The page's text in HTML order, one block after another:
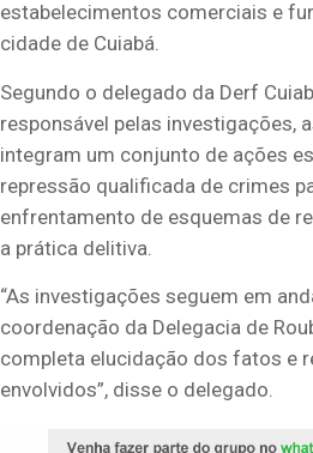
estabelecimentos comerciais e
cidade de Cuiabá.
Segundo o delegado da Derf
responsável pelas investigações,
integram um conjunto de ações
repressão qualificada de crimes
enfrentamento de esquemas de
a prática delitiva.
“As investigações seguem em
coordenação da Delegacia de
completa elucidação dos fatos e
envolvidos”, disse o delegado.